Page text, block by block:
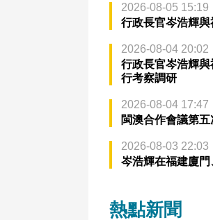
2026-08-05 15:19
行政長官岑浩輝
2026-08-04 20:02
行政長官岑浩輝
行考察調研
2026-08-04 17:47
閩澳合作會議第
2026-08-03 22:03
岑浩輝在福建廈
熱點新聞